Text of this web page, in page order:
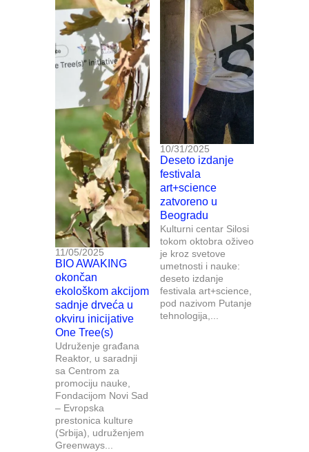
11/05/2025
BIO AWAKING
okončan
ekološkom akcijom
sadnje drveća u
okviru inicijative
One Tree(s)
Udruženje građana
Reaktor, u saradnji
sa Centrom za
promociju nauke,
Fondacijom Novi Sad
– Evropska
prestonica kulture
(Srbija), udruženjem
Greenways...
10/31/2025
Deseto izdanje
festivala
art+science
zatvoreno u
Beogradu
Kulturni centar Silosi
tokom oktobra oživeo
je kroz svetove
umetnosti i nauke:
deseto izdanje
festivala art+science,
pod nazivom Putanje
tehnologija,...